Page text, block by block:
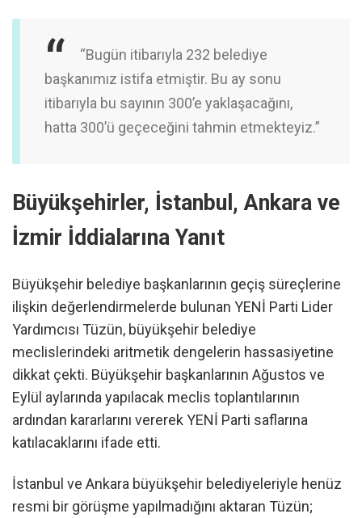
“Bugün itibarıyla 232 belediye
başkanımız istifa etmiştir. Bu ay sonu
itibarıyla bu sayının 300’e yaklaşacağını,
hatta 300’ü geçeceğini tahmin etmekteyiz.”
Büyükşehirler, İstanbul, Ankara ve
İzmir İddialarına Yanıt
Büyükşehir belediye başkanlarının geçiş süreçlerine
ilişkin değerlendirmelerde bulunan YENİ Parti Lider
Yardımcısı Tüzün, büyükşehir belediye
meclislerindeki aritmetik dengelerin hassasiyetine
dikkat çekti. Büyükşehir başkanlarının Ağustos ve
Eylül aylarında yapılacak meclis toplantılarının
ardından kararlarını vererek YENİ Parti saflarına
katılacaklarını ifade etti.
İstanbul ve Ankara büyükşehir belediyeleriyle henüz
resmi bir görüşme yapılmadığını aktaran Tüzün;